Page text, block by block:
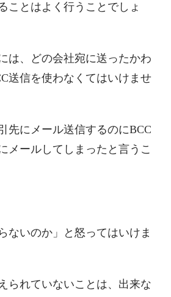
ことはよく行うことでしょ
は、どの会社宛に送ったかわ
送信を使わなくてはいけませ
先にメール送信するのにBCC
メールしてしまったと言うこ
ないのか」と怒ってはいけま
られていないことは、出来な